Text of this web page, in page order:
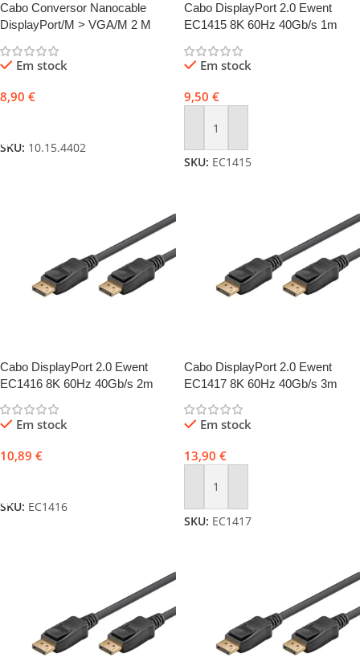
Cabo Conversor Nanocable
DisplayPort/M > VGA/M 2 M
Em stock
8,90 €
SKU: 10.15.4402
Cabo DisplayPort 2.0 Ewent
EC1415 8K 60Hz 40Gb/s 1m
Em stock
9,50 €
Adicionar
SKU: EC1415
Cabo DisplayPort 2.0 Ewent
EC1416 8K 60Hz 40Gb/s 2m
Em stock
10,89 €
SKU: EC1416
Cabo DisplayPort 2.0 Ewent
EC1417 8K 60Hz 40Gb/s 3m
Em stock
13,90 €
Adicionar
SKU: EC1417